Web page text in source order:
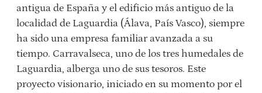
antigua de España y el edificio más antiguo de la
localidad de Laguardia (Álava, País Vasco), siempre
ha sido una empresa familiar avanzada a su
tiempo. Carravalseca, uno de los tres humedales de
Laguardia, alberga uno de sus tesoros. Este
proyecto visionario, iniciado en su momento por el